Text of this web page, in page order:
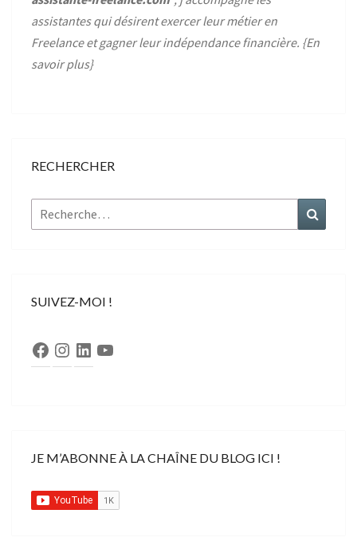
assistantes qui désirent exercer leur métier en
Freelance et gagner leur indépendance financière. {En
savoir plus}
RECHERCHER
Rechercher :
SUIVEZ-MOI !
Facebook
Instagram
LinkedInYouTube
JE M’ABONNE À LA CHAÎNE DU BLOG ICI !